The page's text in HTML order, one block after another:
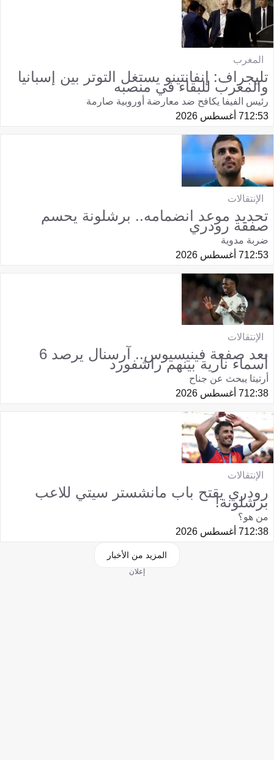
المغرب
تليجراف: إنفانتينو يستغل التوتر بين إسبانيا
والمغرب للبقاء في منصبه
رئيس الفيفا يكافح ضد معارضة أوروبية صارمة
12:537 أغسطس 2026
الإنتقالات
تحديد موعد انضمامه.. برشلونة يحسم
صفقة رودري
ضربة مدوية
12:537 أغسطس 2026
الإنتقالات
بعد صفعة فينيسيوس.. آرسنال يرصد 6
أسماء نارية بينهم راشفورد
أرتيتا يبحث عن جناح
12:387 أغسطس 2026
الإنتقالات
رودري يقتح باب مانشستر سيتي للاعب
برشلونة!
من هو؟
12:387 أغسطس 2026
المزيد من الأخبار
إعلان